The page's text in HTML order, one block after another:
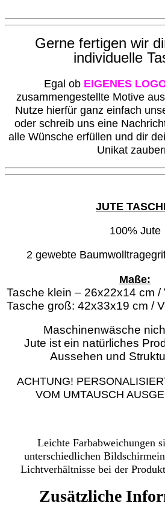
Gerne fertigen wir
individuelle
Egal ob EIGENES
zusammengestellte Motive
Nutze hierfür ganz einfach
oder schreib uns eine
alle Wünsche erfüllen und dir
Unikat
JUTE
100% Jute
2 gewebte
Maße:
Tasche klein – 26x22x14 cm /
Tasche groß: 42x33x19 cm /
Maschinenwäsche
Jute ist ein natürliches
Aussehen und
ACHTUNG!
VOM UMTAUSCH
Leichte Farbabweichungen
unterschiedlichen
Lichtverhältnisse bei der
Zusätzliche